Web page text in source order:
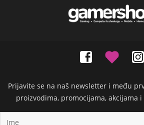
Prijavite se na naš newsletter i među
proizvodima, promocijama, akcijama